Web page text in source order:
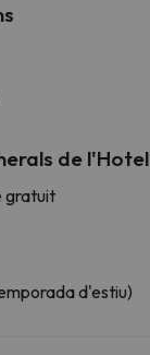
de l'Hotel
gratuit
d'estiu)